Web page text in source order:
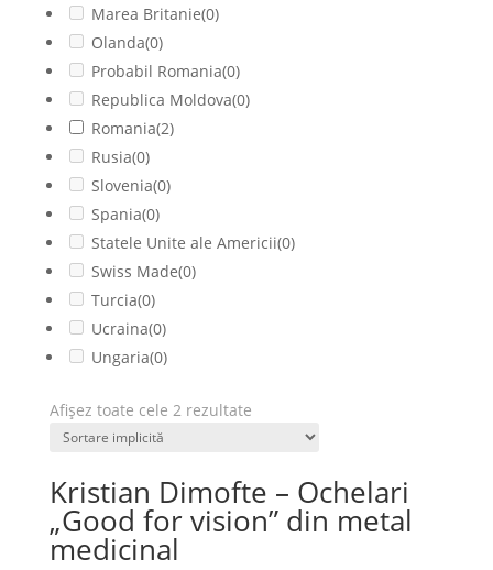
Marea Britanie(0)
Olanda(0)
Probabil Romania(0)
Republica Moldova(0)
Romania(2)
Rusia(0)
Slovenia(0)
Spania(0)
Statele Unite ale Americii(0)
Swiss Made(0)
Turcia(0)
Ucraina(0)
Ungaria(0)
Afișez toate cele 2 rezultate
Kristian Dimofte – Ochelari
„Good for vision” din metal
medicinal